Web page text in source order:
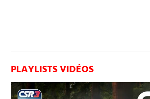
PLAYLISTS VIDÉOS